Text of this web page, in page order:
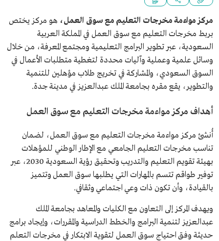
مركز مواءمة مخرجات التعليم مع سوق العمل، هو مركز يختص
بربط مخرجات التعليم مع سوق العمل في المملكة العربية
السعودية، عبر تطوير البرامج التعليمية ومجتمع المعرفة، من خلال
وسائل علمية وعملية وآليات محددة لتغطية متطلبات الأعمال في
السوق السعودي، والمشاركة في تخريج طلاب مؤهلين للتنمية
والتطوير، يقع مقره بجامعة الملك عبدالعزيز في مدينة جدة.
أهداف مركز مواءمة مخرجات التعليم مع سوق العمل
أُنشئ مركز مواءمة مخرجات التعليم مع سوق العمل، لضمان
تناسب مخرجات التعليم الجامعي مع الإطار الوطني للمؤهلات
بهيئة تقويم التعليم والتدريب وتحقيق رؤية السعودية 2030، عبر
توفير طواقم تتسم بالمهارات التي يطلبها سوق العمل وتتميز
بالقيادة، وأن تكون ذات وعي اجتماعي وثقافي.
ويهدف المركز إلى التعاون مع الكليات والمعاهد بجامعة الملك
عبدالعزيز لتنمية البرامج والخطط الدراسية والمقررات، وإيجاد برامج
حديثة وفق احتياج سوق العمل لتقوية الابتكار في مخرجات التعلم